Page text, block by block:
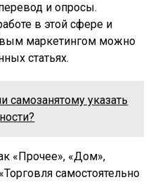
и опросы.
в этой сфере и
маркетингом можно
статьях.
самозанятому указать
«Прочее», «Дом»,
самостоятельно